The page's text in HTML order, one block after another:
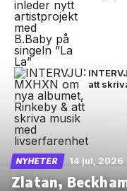
att
NYHETER 14 jul, 2026
Zlatan,